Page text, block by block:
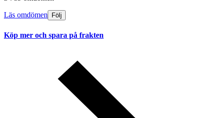
Läs omdömen Följ
Köp mer och spara på frakten